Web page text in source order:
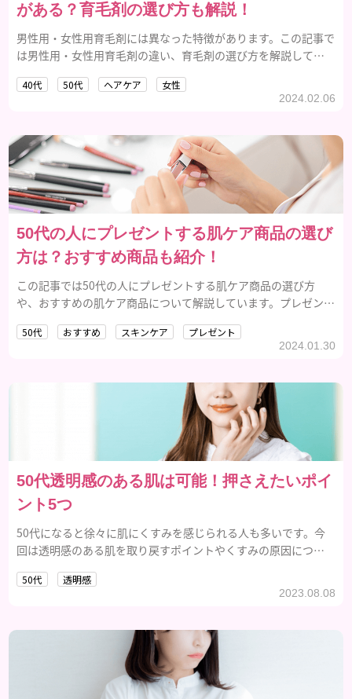
がある？育毛剤の選び方も解説！
男性用・女性用育毛剤には異なった特徴があります。この記事で
は男性用・女性用育毛剤の違い、育毛剤の選び方を解説してい
40代 50代 ヘアケア 女性
2024.02.06
50代の人にプレゼントする肌ケア商品の選び
方は？おすすめ商品も紹介！
この記事では50代の人にプレゼントする肌ケア商品の選び方
や、おすすめの肌ケア商品について解説しています。プレゼント
50代 おすすめ スキンケア プレゼント
2024.01.30
50代透明感のある肌は可能！押さえたいポイ
ント5つ
50代になると徐々に肌にくすみを感じられる人も多いです。今
回は透明感のある肌を取り戻すポイントやくすみの原因につい
50代 透明感
2023.08.08